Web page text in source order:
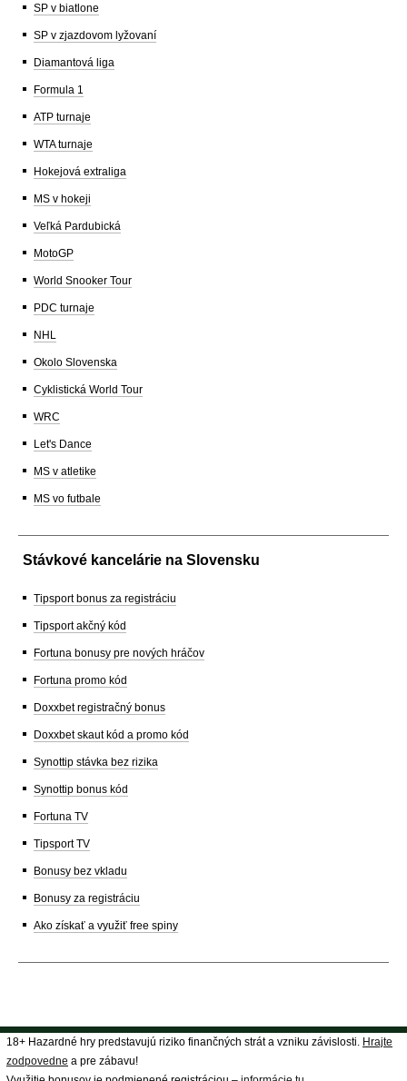
SP v biatlone
SP v zjazdovom lyžovaní
Diamantová liga
Formula 1
ATP turnaje
WTA turnaje
Hokejová extraliga
MS v hokeji
Veľká Pardubická
MotoGP
World Snooker Tour
PDC turnaje
NHL
Okolo Slovenska
Cyklistická World Tour
WRC
Let's Dance
MS v atletike
MS vo futbale
Stávkové kancelárie na Slovensku
Tipsport bonus za registráciu
Tipsport akčný kód
Fortuna bonusy pre nových hráčov
Fortuna promo kód
Doxxbet registračný bonus
Doxxbet skaut kód a promo kód
Synottip stávka bez rizika
Synottip bonus kód
Fortuna TV
Tipsport TV
Bonusy bez vkladu
Bonusy za registráciu
Ako získať a využiť free spiny
18+ Hazardné hry predstavujú riziko finančných strát a vzniku závislosti. Hrajte
zodpovedne a pre zábavu!